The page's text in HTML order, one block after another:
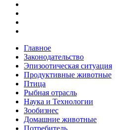
Главное
Законодательство
Эпизоотическая ситуация
Продуктивные животные
Птица
Рыбная отрасль
Наука и Технологии
Зообизнес
Домашние животные
Потребитель